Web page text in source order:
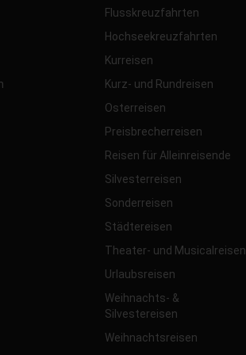
Flusskreuzfahrten
Hochseekreuzfahrten
Kurreisen
Kurz- und Rundreisen
Osterreisen
Preisbrecherreisen
Reisen für Alleinreisende
Silvesterreisen
Sonderreisen
Städtereisen
Theater- und Musicalreisen
Urlaubsreisen
Weihnachts- &
Silvestereisen
Weihnachtsreisen